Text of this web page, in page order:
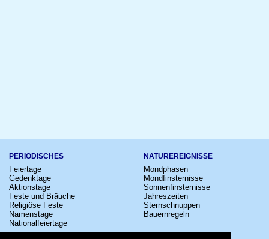
PERIODISCHES
Feiertage
Gedenktage
Aktionstage
Feste und Bräuche
Religiöse Feste
Namenstage
Nationalfeiertage
NATUREREIGNISSE
Mondphasen
Mondfinsternisse
Sonnenfinsternisse
Jahreszeiten
Sternschnuppen
Bauernregeln